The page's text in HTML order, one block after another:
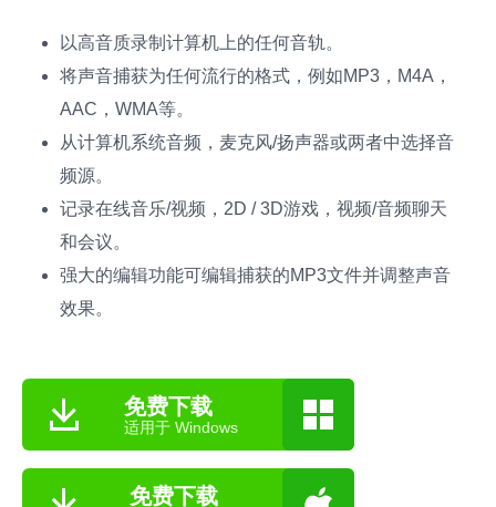
以高音质录制计算机上的任何音轨。
将声音捕获为任何流行的格式，例如MP3，M4A，
AAC，WMA等。
从计算机系统音频，麦克风/扬声器或两者中选择音
频源。
记录在线音乐/视频，2D / 3D游戏，视频/音频聊天
和会议。
强大的编辑功能可编辑捕获的MP3文件并调整声音
效果。
免费下载
适用于 Windows
免费下载